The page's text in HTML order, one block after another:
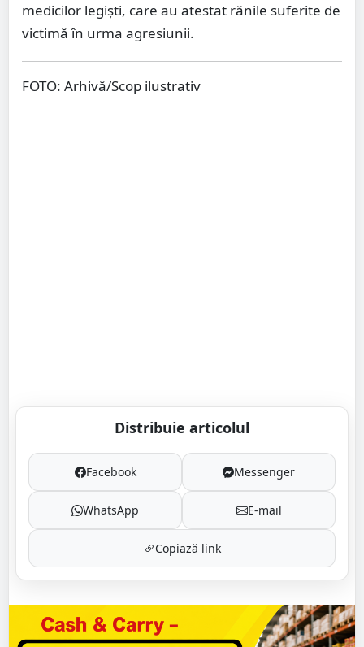
medicilor legiști, care au atestat rănile suferite de
victimă în urma agresiunii.
FOTO: Arhivă/Scop ilustrativ
Distribuie articolul
Facebook Messenger
WhatsApp E-mail
Copiază link